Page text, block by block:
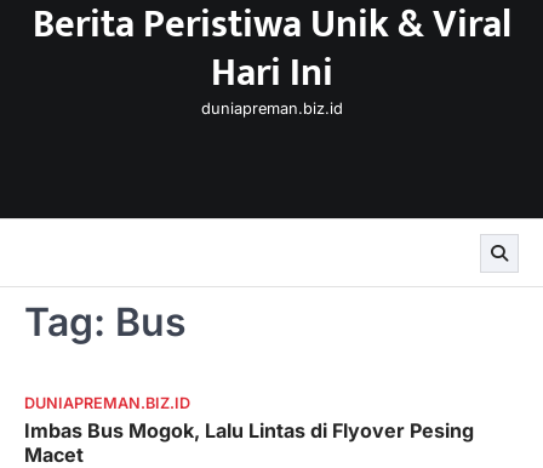
SkipBerita Peristiwa Unik & Viral
Hari Ini
duniapreman.biz.id
Tag: Bus
DUNIAPREMAN.BIZ.ID
Imbas Bus Mogok, Lalu Lintas di Flyover Pesing
Macet